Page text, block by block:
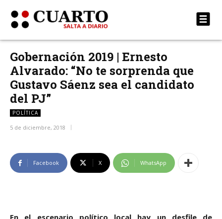
Gobernación 2019 | Ernesto
Alvarado: “No te sorprenda que
Gustavo Sáenz sea el candidato
del PJ”
POLÍTICA
5 de diciembre, 2018
Facebook X WhatsApp